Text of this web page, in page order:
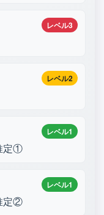
レベル3
レベル2
レベル1
定①
レベル1
定②